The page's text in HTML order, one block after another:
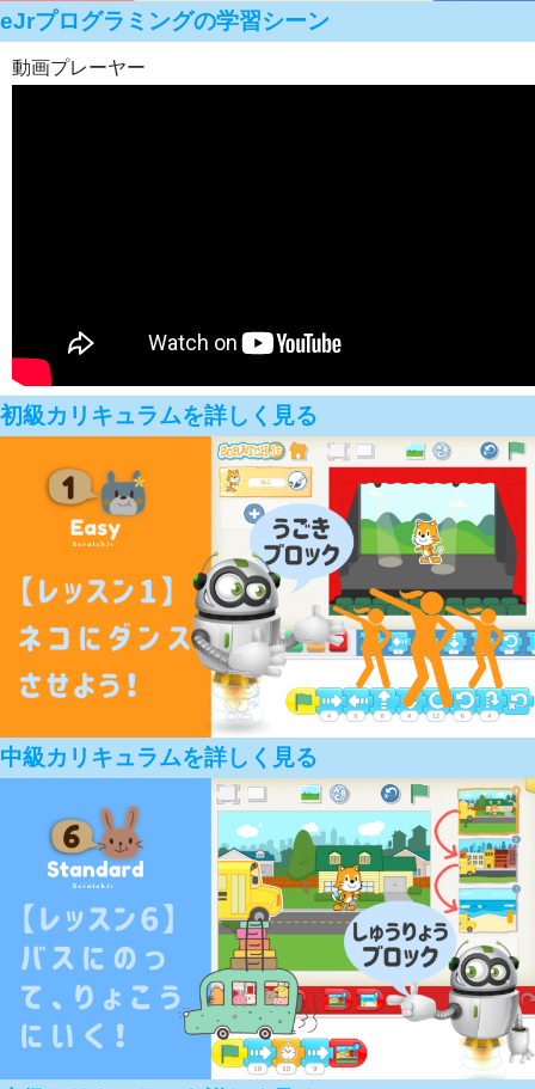
eJrプログラミングの学習シーン
動画プレーヤー
00:00
初級カリキュラムを詳しく見る
中級カリキュラムを詳しく見る